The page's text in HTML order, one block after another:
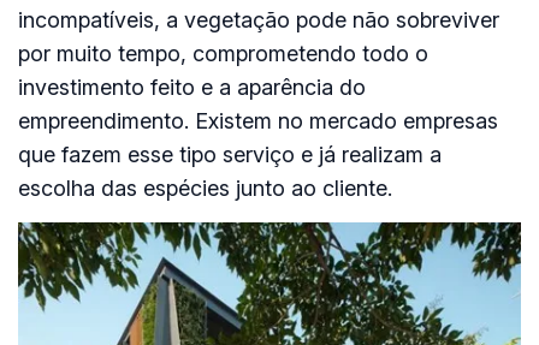
incompatíveis, a vegetação pode não sobreviver
por muito tempo, comprometendo todo o
investimento feito e a aparência do
empreendimento. Existem no mercado empresas
que fazem esse tipo serviço e já realizam a
escolha das espécies junto ao cliente.